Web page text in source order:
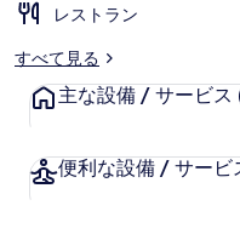
の
写
レストラン
すべて見る
主な設備 / サービス
便利な設備 / サービ